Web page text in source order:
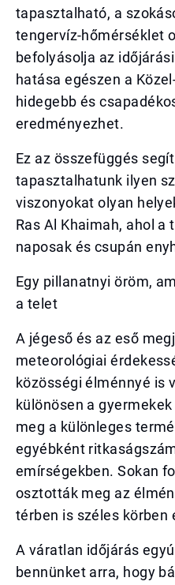
tapasztalható, a
tengervíz-hőmérséklet
befolyásolja az
hatása egészen a
hidegebb és
eredményezhet.
Ez az összefüggés
tapasztalhatunk ilyen
viszonyokat olyan
Ras Al Khaimah, ahol a
naposak és csupán
Egy pillanatnyi öröm,
a telet
A jégeső és az eső
meteorológiai
közösségi élménnyé is
különösen a
meg a különleges
egyébként
emírségekben. Sokan
osztották meg az
térben is széles körben
A váratlan időjárás
bennünket arra, hogy